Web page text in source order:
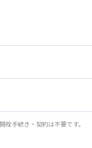
手続き・契約は不要です。